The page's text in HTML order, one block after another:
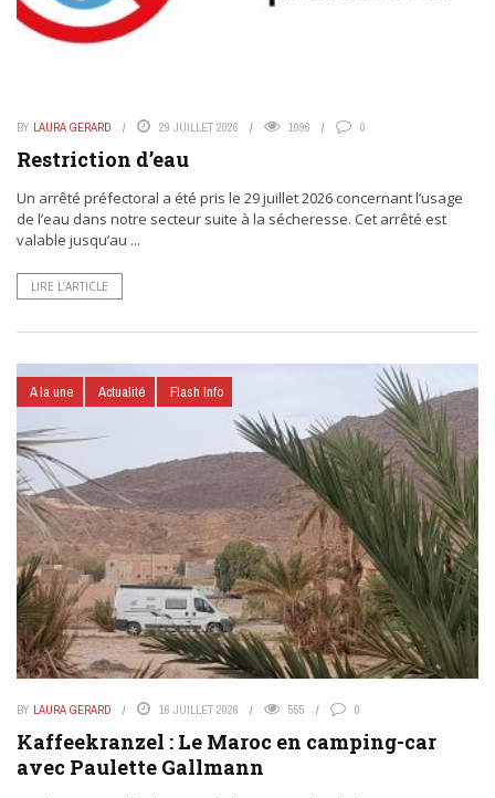
BY LAURA GERARD 29 JUILLET 2026 1096 0
Restriction d’eau
Un arrêté préfectoral a été pris le 29 juillet 2026 concernant l’usage
de l’eau dans notre secteur suite à la sécheresse. Cet arrêté est
valable jusqu’au ...
LIRE L’ARTICLE
A la une Actualité Flash Info
BY LAURA GERARD 16 JUILLET 2026 555 0
Kaffeekranzel : Le Maroc en camping-car
avec Paulette Gallmann